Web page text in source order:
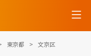
東京都
文京区